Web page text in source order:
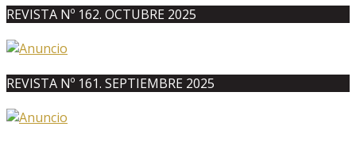
REVISTA Nº 162. OCTUBRE 2025
REVISTA Nº 161. SEPTIEMBRE 2025